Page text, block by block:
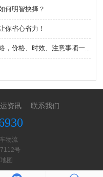
何明智抉择？
你省心省力！
资讯 联系我们
物流
号
图